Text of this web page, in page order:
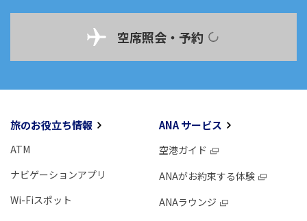
空席照会・予約
旅のお役立ち情報
ATM
ナビゲーションアプリ
Wi-Fiスポット
ANA サービス
空港ガイド
ANAがお約束する体験
ANAラウンジ